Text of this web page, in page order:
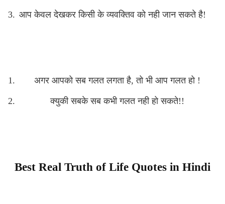
आप केवल देखकर किसी के व्यवक्तिव को नही जान सकते है!
अगर आपको सब गलत लगता है, तो भी आप गलत हो !
क्युकी सबके सब कभी गलत नही हो सकते!!
Best Real Truth of Life Quotes in Hindi